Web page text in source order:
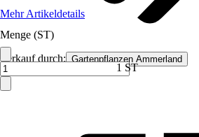
Verkauf durch: Gartenpflanzen Ammerland
Mehr Artikeldetails
Menge (ST)
1 ST